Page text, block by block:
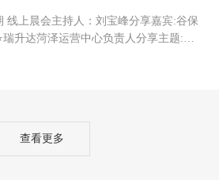
线上晨会主持人：刘宝峰分享嘉宾:谷保
瑞升达菏泽运营中心负责人分享主题:
查看更多